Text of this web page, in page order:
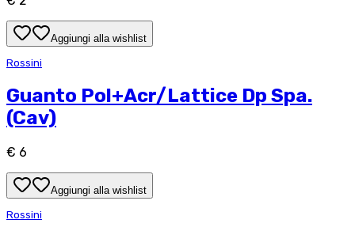
Aggiungi alla wishlist
Rossini
Guanto Pol+Acr/Lattice Dp Spa.
(Cav)
€ 6
Aggiungi alla wishlist
Rossini